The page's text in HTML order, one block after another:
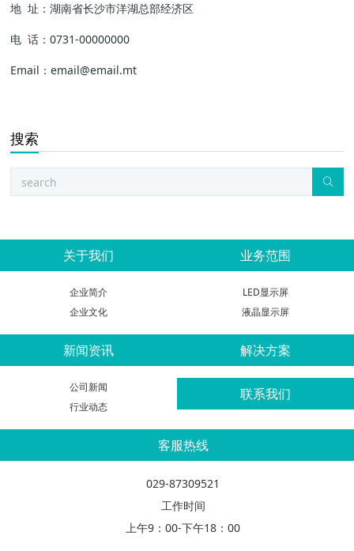
地 址：湖南省长沙市洋湖总部经济区
电 话：0731-00000000
Email：email@email.mt
搜索
关于我们
企业简介
企业文化
业务范围
LED显示屏
液晶显示屏
新闻资讯
公司新闻
行业动态
解决方案
联系我们
客服热线
029-87309521
工作时间
上午9：00-下午18：00